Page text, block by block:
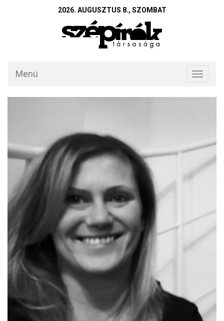
2026. AUGUSZTUS 8., SZOMBAT
Toggle
Menü